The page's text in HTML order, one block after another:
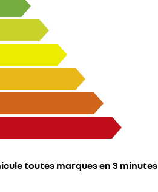
toutes marques en 3 minutes